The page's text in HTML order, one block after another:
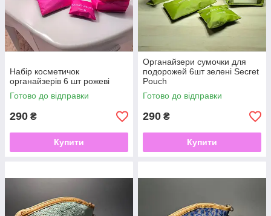
Набір косметичок
органайзерів 6 шт рожеві
Готово до відправки
290 ₴
Купити
Органайзери сумочки для
подорожей 6шт зелені Secret
Pouch
Готово до відправки
290 ₴
Купити